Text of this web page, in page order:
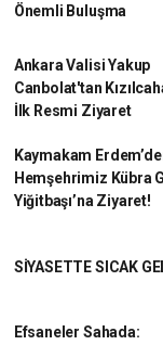
Önemli Buluşma
Ankara Valisi Yakup
Canbolat'tan
İlk Resmi Ziyaret
Kaymakam
Hemşehrimiz Kübra
Yiğitbaşı’na Ziyaret!
SİYASETTE SICAK
Efsaneler Sahada: